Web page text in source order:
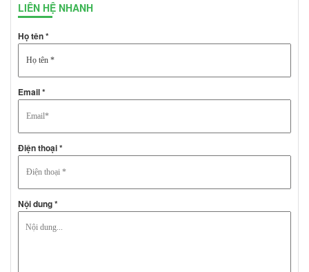
LIÊN HỆ NHANH
Họ tên *
Email *
Điện thoại *
Nội dung *